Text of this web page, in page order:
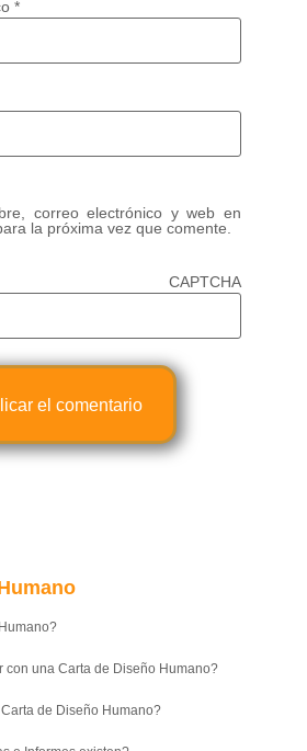
*
correo electrónico y web en
la próxima vez que comente.
CAPTCHA
con una Carta de Diseño Humano?
de Diseño Humano?